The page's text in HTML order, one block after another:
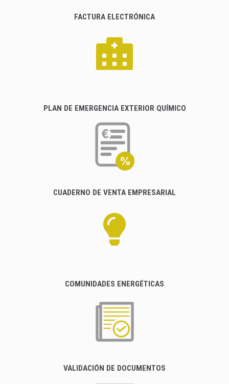
FACTURA ELECTRÓNICA
PLAN DE EMERGENCIA EXTERIOR QUÍMICO
CUADERNO DE VENTA EMPRESARIAL
COMUNIDADES ENERGÉTICAS
VALIDACIÓN DE DOCUMENTOS